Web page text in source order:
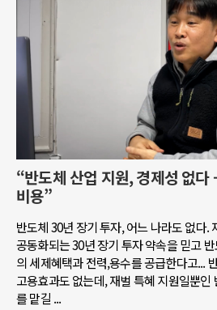
“반도체 산업 지원, 경제성 없다
비용”
반도체 30년 장기 투자, 어느 나라도 없다.
공동화되는 30년 장기 투자 약속을 믿고
의 세제혜택과 전력,용수를 공급한다고...
고용효과도 없는데, 재벌 특혜 지원일뿐인
를 맡길 ...